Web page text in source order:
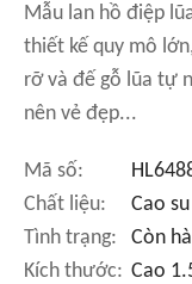
Mẫu lan hồ điệp
thiết kế quy mô
rỡ và đế gỗ lũa tự
nên vẻ đẹp...
Mã số:
Chất liệu:
Cao
Tình trạng:
Còn
Kích thước: Cao